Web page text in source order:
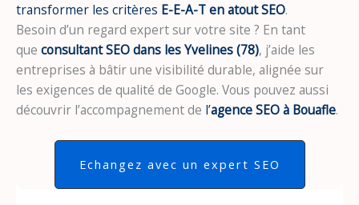
transformer les critères E-E-A-T en atout SEO.
Besoin d’un regard expert sur votre site ? En tant
que consultant SEO dans les Yvelines (78), j’aide les
entreprises à bâtir une visibilité durable, alignée sur
les exigences de qualité de Google. Vous pouvez aussi
découvrir l’accompagnement de l’agence SEO à Bouafle.
Echangez avec un expert SEO